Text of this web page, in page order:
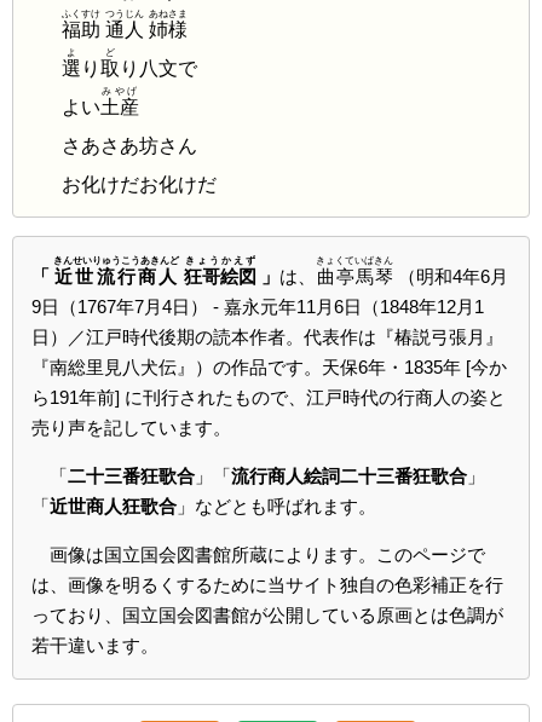
福助
ふくすけ
通人
つうじん
姉様
あねさま
選
よ
り 取
ど
り八文で
よい土産
みやげ
さあさあ坊さん
お化けだお化けだ
「 近世流行商人
きんせいりゅうこうあきんど
狂哥絵図
きょうかえず
」 は、 曲亭馬琴
きょくていばきん
（明和4年6月
9日（1767年7月4日） - 嘉永元年11月6日（1848年12月1
日）／江戸時代後期の読本作者。代表作は『椿説弓張月』
『南総里見八犬伝』）の作品です。天保6年・1835年 [今か
ら191年前] に刊行されたもので、江戸時代の行商人の姿と
売り声を記しています。
「二十三番狂歌合 」「流行商人絵詞二十三番狂歌合 」
「近世商人狂歌合 」などとも呼ばれます。
画像は国立国会図書館所蔵によります。このページで
は、画像を明るくするために当サイト独自の色彩補正を行
っており、国立国会図書館が公開している原画とは色調が
若干違います。